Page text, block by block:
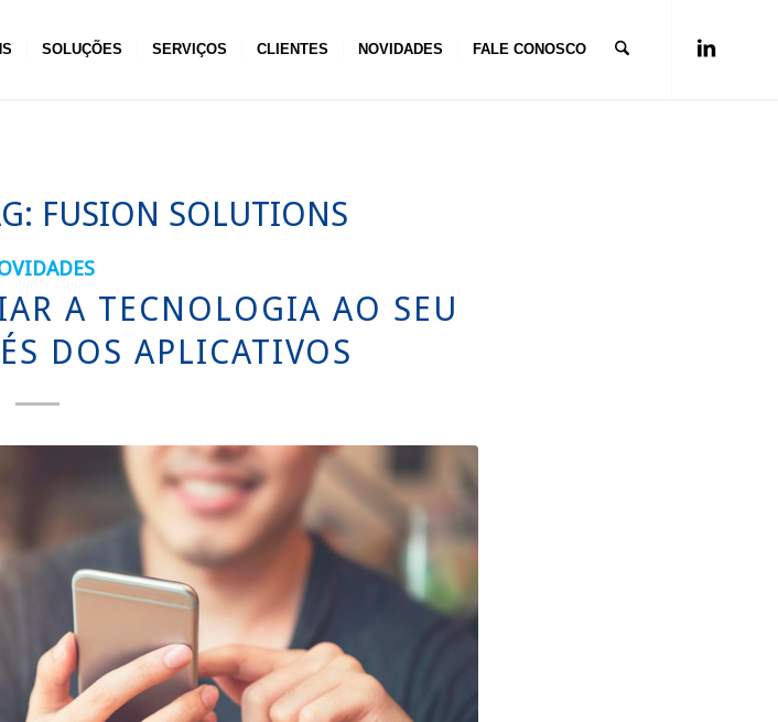
SOLUÇÕES SERVIÇOS CLIENTES NOVIDADES FALE CONOSCO
FUSION SOLUTIONS
A TECNOLOGIA AO SEU
DOS APLICATIVOS